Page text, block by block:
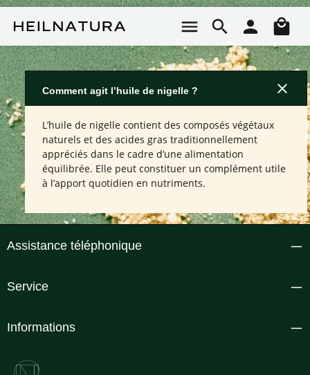
Comment agit l’huile de nigelle ?
L’huile de nigelle contient des composés végétaux
naturels et des acides gras traditionnellement
appréciés dans le cadre d’une alimentation
équilibrée. Elle peut constituer un complément utile
à l’apport quotidien en nutriments.
Assistance téléphonique
Service
Informations